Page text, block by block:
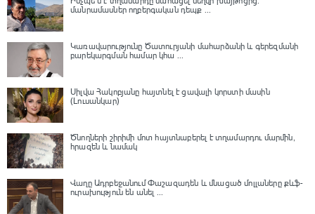
մանրամասներ ողբերգական դեպք ...
Կառավարությունը Ծատուրյանի մահարձանի և գերեզմանի
բարեկարգման համար կհա ...
Սիլվա Հակոբյանը հայտնել է ցավալի կորստի մասին
(Լուսանկար)
Ծնողների շիրիմի մոտ հայտնաբերել է տղամարդու մարմին,
հրազեն և նամակ
Վաղը Ադրբեջանում Փաշազադեն և մնացած մոլլաները քևֆ-
ուրախություն են անել ...